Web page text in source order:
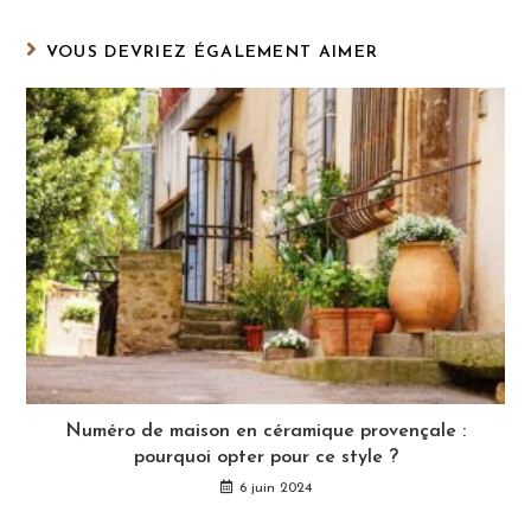
VOUS DEVRIEZ ÉGALEMENT AIMER
Numéro de maison en céramique provençale :
pourquoi opter pour ce style ?
6 juin 2024